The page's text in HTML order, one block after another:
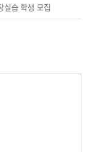
실습 학생 모집